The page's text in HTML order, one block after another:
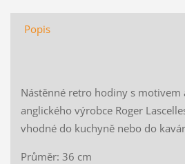
Popis
Nástěnné retro hodiny s motivem
anglického výrobce Roger
vhodné do kuchyně nebo do
Průměr: 36 cm